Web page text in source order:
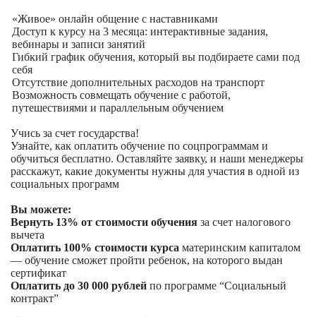
«Живое» онлайн общение с наставниками
Доступ к курсу на 3 месяца: интерактивные задания,
вебинары и записи занятий
Гибкий график обучения, который вы подбираете сами под
себя
Отсутствие дополнительных расходов на транспорт
Возможность совмещать обучение с работой,
путешествиями и параллельным обучением
Учись за счет государства!
Узнайте, как оплатить обучение по соцпрограммам и
обучиться бесплатно. Оставляйте заявку, и наши менеджеры
расскажут, какие документы нужны для участия в одной из
социальных программ
Вы можете:
Вернуть 13% от стоимости обучения за счет налогового
вычета
Оплатить 100% стоимости курса материнским капиталом
— обучение сможет пройти ребенок, на которого выдан
сертификат
Оплатить до 30 000 рублей по программе “Социальный
контракт”